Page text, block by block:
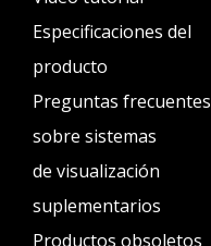
Especificaciones del
producto
Preguntas frecuentes
sobre sistemas
de visualización
suplementarios
Productos obsoletos